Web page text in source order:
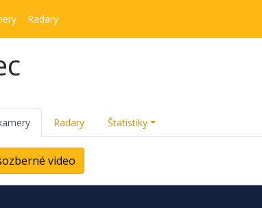
Radary
Radary Štatistiky
video